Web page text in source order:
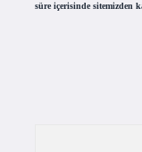
süre içerisinde sitemizden